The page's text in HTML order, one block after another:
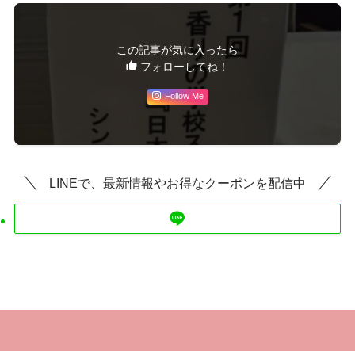
この記事が気に入ったら
フォローしてね！
Follow Me
LINEで、最新情報やお得なクーポンを配信中